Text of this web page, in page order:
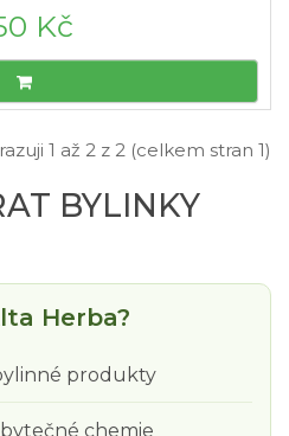
Kč
1 až 2 z 2 (celkem stran 1)
BYLINKY
Herba?
produkty
chemie